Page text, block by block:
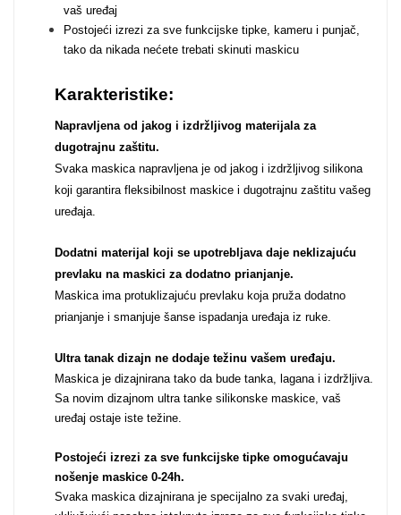
vaš uređaj
Postojeći izrezi za sve funkcijske tipke, kameru i punjač,
tako da nikada nećete trebati skinuti maskicu
Karakteristike:
Napravljena od jakog i izdržljivog materijala za
dugotrajnu zaštitu.
Svaka maskica napravljena je od jakog i izdržljivog silikona
koji garantira fleksibilnost maskice i dugotrajnu zaštitu vašeg
uređaja.
Dodatni materijal koji se upotrebljava daje neklizajuću
prevlaku na maskici za dodatno prianjanje.
Maskica ima protuklizajuću prevlaku koja pruža dodatno
prianjanje i smanjuje šanse ispadanja uređaja iz ruke.
Ultra tanak dizajn ne dodaje težinu vašem uređaju.
Maskica je dizajnirana tako da bude tanka, lagana i izdržljiva.
Sa novim dizajnom ultra tanke silikonske maskice, vaš
uređaj ostaje iste težine.
Postojeći izrezi za sve funkcijske tipke omogućavaju
nošenje maskice 0-24h.
Svaka maskica dizajnirana je specijalno za svaki uređaj,
Monogrami
Za njega
Svijet životinja Auto - Moto motivi
Mandale / Cvjetni
motivi